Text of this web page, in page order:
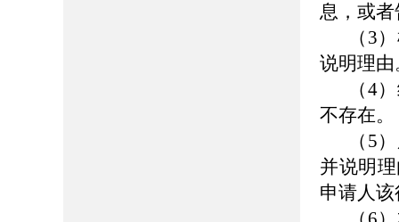
息，或
（3
说明理由
（4
不存在。
（5
并说明
申请人